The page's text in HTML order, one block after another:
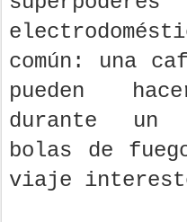
común: una
pueden
durante un
bolas de
viaje